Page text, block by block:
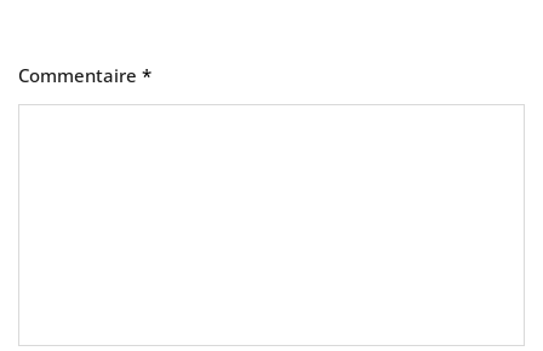
Commentaire *